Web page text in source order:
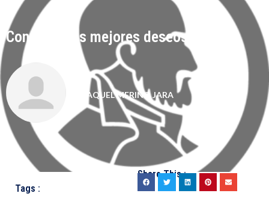
Con nuestros mejores deseos…
RAQUEL MERINO JARA
Tags :
Share This :